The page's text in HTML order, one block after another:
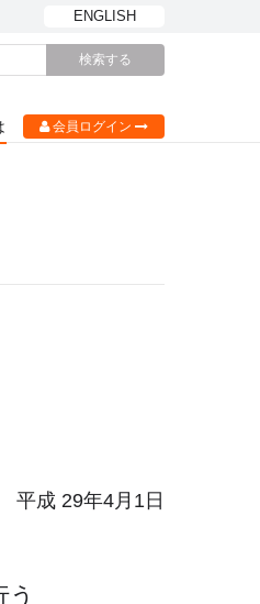
ENGLISH
会員ログイン
平成 29年4月1日